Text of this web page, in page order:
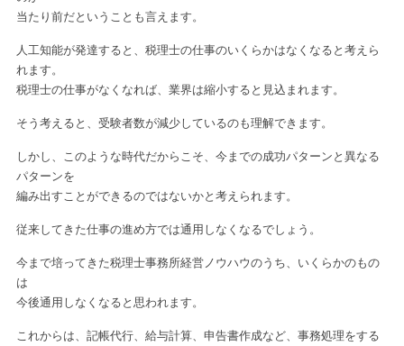
当たり前だということも言えます。
人工知能が発達すると、税理士の仕事のいくらかはなくなると考えら
れます。
税理士の仕事がなくなれば、業界は縮小すると見込まれます。
そう考えると、受験者数が減少しているのも理解できます。
しかし、このような時代だからこそ、今までの成功パターンと異なる
パターンを
編み出すことができるのではないかと考えられます。
従来してきた仕事の進め方では通用しなくなるでしょう。
今まで培ってきた税理士事務所経営ノウハウのうち、いくらかのもの
は
今後通用しなくなると思われます。
これからは、記帳代行、給与計算、申告書作成など、事務処理をする